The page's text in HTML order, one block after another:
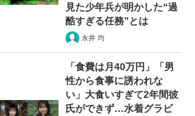
見た少年兵が明かした“過
酷すぎる任務”とは
永井 均
「食費は月40万円」「男
性から食事に誘われな
い」大食いすぎて2年間彼
氏ができず…水着グラビ